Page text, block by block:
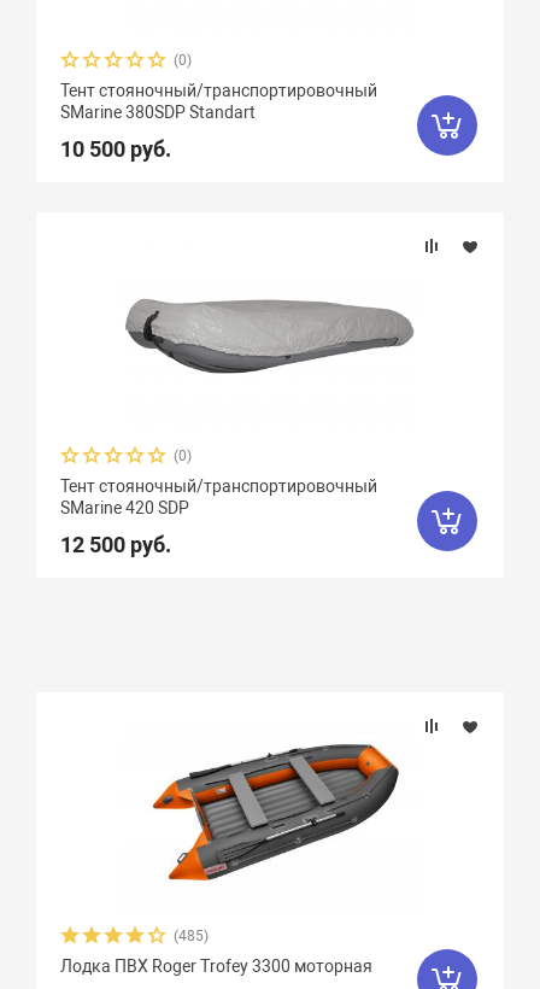
(0)
Тент стояночный/транспортировочный
SMarine 380SDP Standart
10 500 руб.
(0)
Тент стояночный/транспортировочный
SMarine 420 SDP
12 500 руб.
(485)
Лодка ПВХ Roger Trofey 3300 моторная